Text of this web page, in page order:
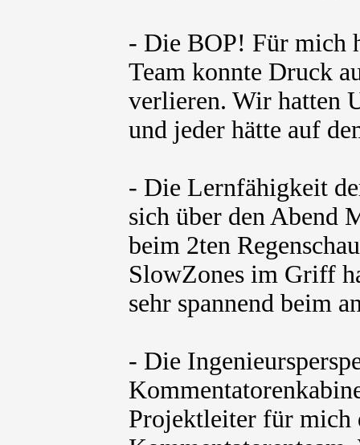
- Die BOP! Für mich
Team konnte Druck
verlieren. Wir hatten
und jeder hätte auf
- Die Lernfähigkeit
sich über den Abend
beim 2ten
SlowZones im Griff
sehr spannend beim
- Die
Projektleiter für mich